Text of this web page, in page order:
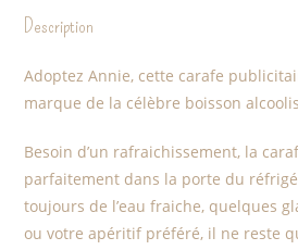
Description
Adoptez Annie, cette carafe
marque de la célèbre boisson
Besoin d’un rafraichissement, la
parfaitement dans la porte du
toujours de l’eau fraiche, quelques
ou votre apéritif préféré, il ne reste